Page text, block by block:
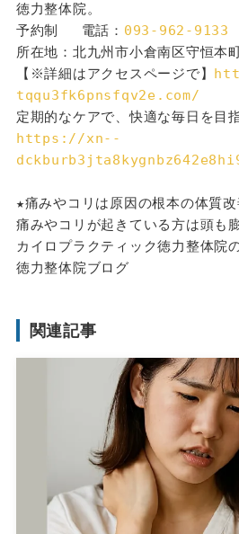
徳力整体院。
予約制 　電話： 093-962-9133
所在地：北九州市小倉南区守恒本
【※詳細はアクセスページで】
tqqu3fk6pnsfqv2e.com/
定期的なケアで、快適な毎日を目
https://xn--
★痛みやコリは原因の根本の体質改
痛みやコリが起きている方は頭も
カイロプラクティック徳力整体院
徳力整体院ブログ
関連記事